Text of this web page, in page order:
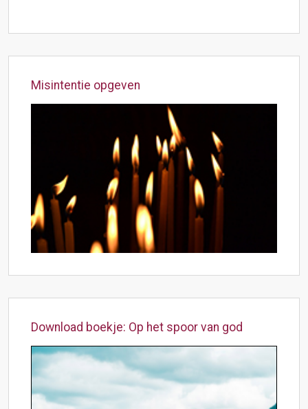
Misintentie opgeven
Download boekje: Op het spoor van god